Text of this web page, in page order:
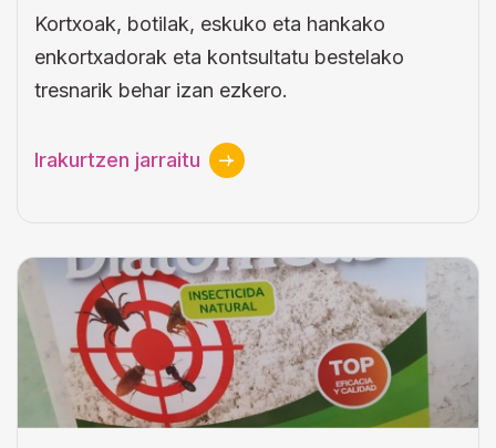
Kortxoak, botilak, eskuko eta hankako
enkortxadorak eta kontsultatu bestelako
tresnarik behar izan ezkero.
Irakurtzen jarraitu